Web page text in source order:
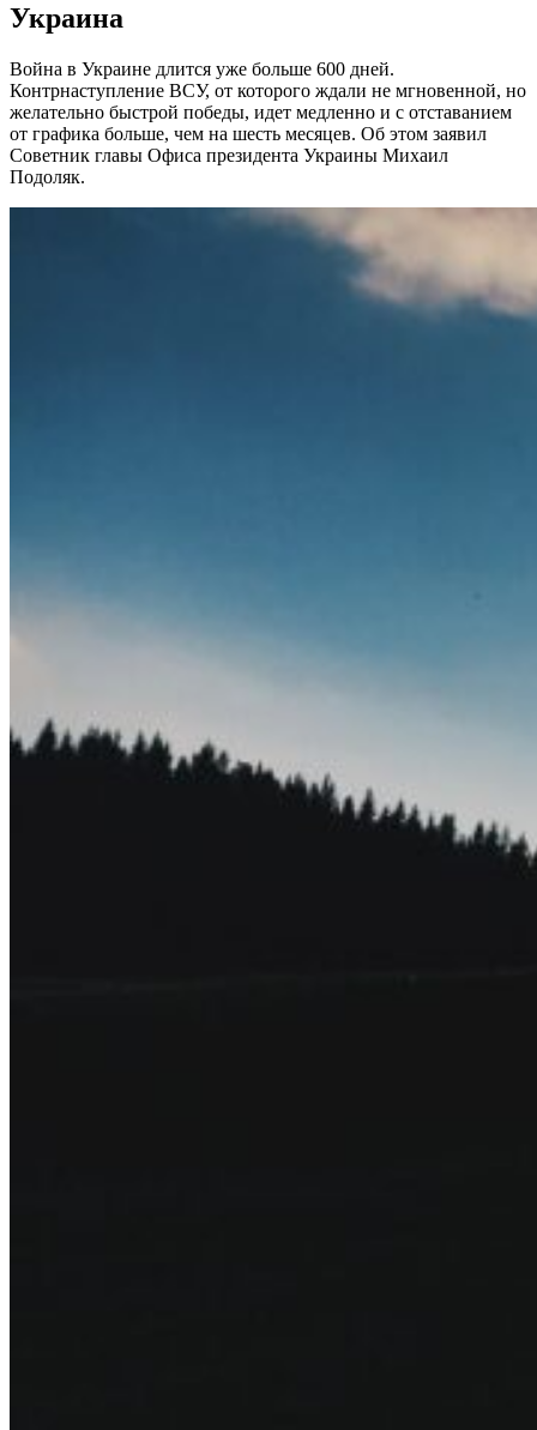
Украина
Война в Украине длится уже больше 600 дней.
Контрнаступление ВСУ, от которого ждали не мгновенной, но
желательно быстрой победы, идет медленно и с отставанием
от графика больше, чем на шесть месяцев. Об этом заявил
Советник главы Офиса президента Украины Михаил
Подоляк.